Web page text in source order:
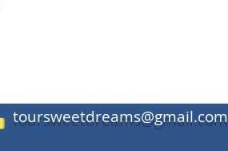
toursweetdreams@gmail.com